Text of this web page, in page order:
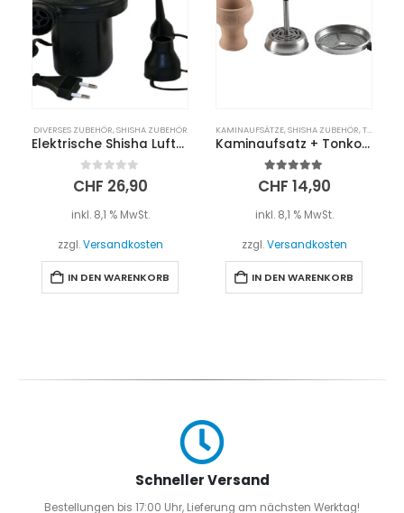
DIVERSES ZUBEHÖR,SHISHA ZUBEHÖR
Elektrische Shisha Luftpumpe
0out of 5
CHF 26,90
inkl. 8,1 % MwSt.
zzgl.Versandkosten
IN DEN WARENKORB
KAMINAUFSÄTZE,SHISHA ZUBEHÖR,TABAKKÖPFE
Kaminaufsatz + Tonkopf Set
5.00out of 5
CHF 14,90
inkl. 8,1 % MwSt.
zzgl.Versandkosten
IN DEN WARENKORB
Schneller Versand
Bestellungen bis 17:00 Uhr, Lieferung am nächsten Werktag!